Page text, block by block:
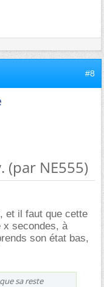
#8
(par NE555)
et il faut que cette
x secondes, à
son état bas,
sa reste